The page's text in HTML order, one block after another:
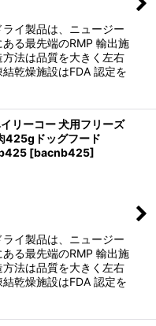
イ製品は、ニュージー
る最先端のRMP 輸出施
法は品質を大きく左右
乾燥施設はFDA 認定を
リーコー 犬用フリーズ
425gドッグフード
[bacnb425]
イ製品は、ニュージー
る最先端のRMP 輸出施
法は品質を大きく左右
乾燥施設はFDA 認定を